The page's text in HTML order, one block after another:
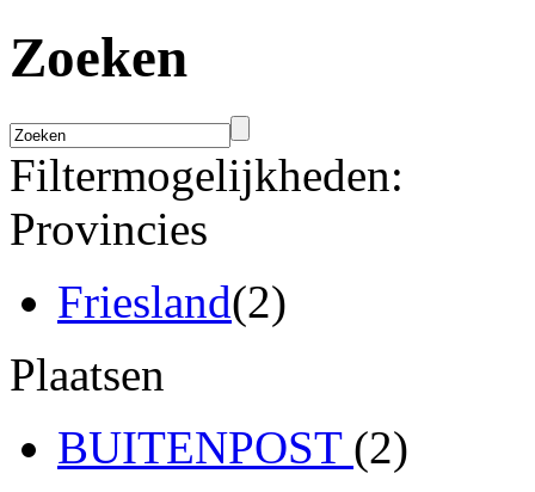
Zoeken
Filtermogelijkheden:
Provincies
Friesland(2)
Plaatsen
BUITENPOST (2)